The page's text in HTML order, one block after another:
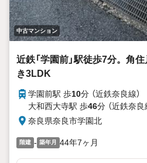
中古マンション
近鉄「学園前」駅徒歩7分。角
き3LDK
学園前駅 歩10分 （近鉄奈良線）
大和西大寺駅 歩46分 （近鉄奈良
奈良県奈良市学園北
階建 - 築年月 44年7ヶ月